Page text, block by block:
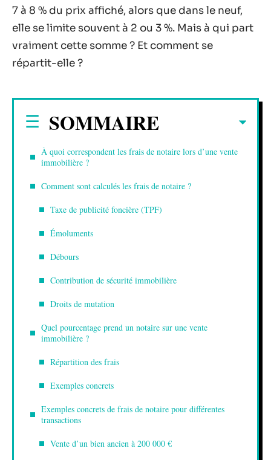
7 à 8 % du prix affiché, alors que dans le neuf,
elle se limite souvent à 2 ou 3 %. Mais à qui part
vraiment cette somme ? Et comment se
répartit-elle ?
SOMMAIRE
À quoi correspondent les frais de notaire lors d’une vente
immobilière ?
Comment sont calculés les frais de notaire ?
Taxe de publicité foncière (TPF)
Émoluments
Débours
Contribution de sécurité immobilière
Droits de mutation
Quel pourcentage prend un notaire sur une vente
immobilière ?
Répartition des frais
Exemples concrets
Exemples concrets de frais de notaire pour différentes
transactions
Vente d’un bien ancien à 200 000 €